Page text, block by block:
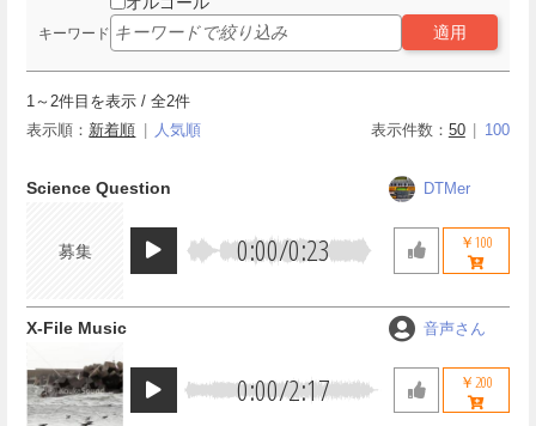
キーワード 適用
1 ～ 2件目を表示 / 全2件
表示順： 新着順 人気順 表示件数： 50 100
募集 0:00/0:23
Science Question DTMer
￥100
0:00/2:17
X-File Music 音声さん
￥200